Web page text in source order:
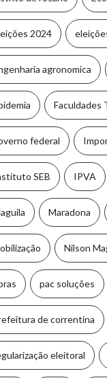
2024
agronomica
Faculdades
federal
SEB IPVA
Maradona
Nilson
pac soluções
de correntina
eleitoral